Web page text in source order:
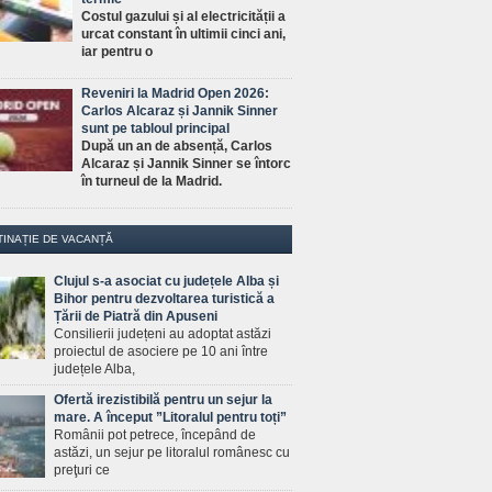
Costul gazului și al electricității a
urcat constant în ultimii cinci ani,
iar pentru o
Reveniri la Madrid Open 2026:
Carlos Alcaraz și Jannik Sinner
sunt pe tabloul principal
După un an de absență, Carlos
Alcaraz și Jannik Sinner se întorc
în turneul de la Madrid.
DE VACANȚĂ
Clujul s-a asociat cu județele Alba și
Bihor pentru dezvoltarea turistică a
Țării de Piatră din Apuseni
Consilierii județeni au adoptat astăzi
proiectul de asociere pe 10 ani între
județele Alba,
Ofertă irezistibilă pentru un sejur la
mare. A început ”Litoralul pentru toți”
Românii pot petrece, începând de
astăzi, un sejur pe litoralul românesc cu
preţuri ce